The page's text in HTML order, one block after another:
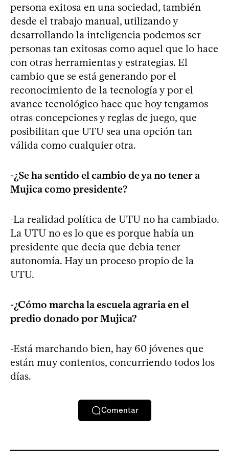
persona exitosa en una sociedad, también
desde el trabajo manual, utilizando y
desarrollando la inteligencia podemos ser
personas tan exitosas como aquel que lo hace
con otras herramientas y estrategias. El
cambio que se está generando por el
reconocimiento de la tecnología y por el
avance tecnológico hace que hoy tengamos
otras concepciones y reglas de juego, que
posibilitan que UTU sea una opción tan
válida como cualquier otra.
-¿Se ha sentido el cambio de ya no tener a
Mujica como presidente?
-La realidad política de UTU no ha cambiado.
La UTU no es lo que es porque había un
presidente que decía que debía tener
autonomía. Hay un proceso propio de la
UTU.
-¿Cómo marcha la escuela agraria en el
predio donado por Mujica?
-Está marchando bien, hay 60 jóvenes que
están muy contentos, concurriendo todos los
días.
Comentar